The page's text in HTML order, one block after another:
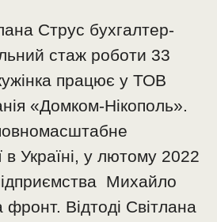
Струс бухгалтер-
стаж роботи 33
працює у ТОВ
«Домком-Нікополь».
в Україні, у лютому 2022
Михайло
Відтоді Світлана